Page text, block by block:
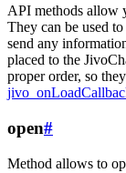
API methods allow
They can be used
send any
placed to the
proper order, so
open#
Method allows to